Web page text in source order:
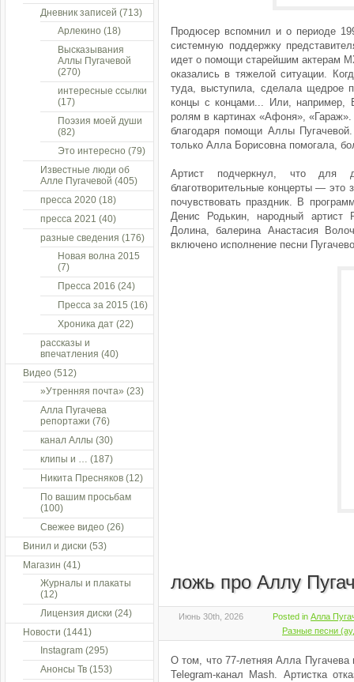
Продюсер вспомнил и о периоде
системную поддержку
идет о помощи старейшим актерам
оказались в тяжелой ситуации.
туда, выступила, сделала щедрое
концы с концами... Или, например,
ролям в картинах «Афоня»,
благодаря помощи Аллы
только Алла Борисовна помогала,
Артист подчеркнул, что для
благотворительные концерты — это
почувствовать праздник. В
Денис Родькин, народный
Долина, балерина Анастасия
включено исполнение песни
ложь про Аллу
Июнь 30th, 2026 Posted in Алла
Разные песни
О том, что 77-летняя Алла
Telegram-канал Mash. Артистка
Дневник записей (713)
Арлекино (18)
Высказывания
Аллы Пугачевой
(270)
интересные ссылки
(17)
Поэзия моей души
(82)
Это интересно (79)
Известные люди об
Алле Пугачевой (405)
пресса 2020 (18)
пресса 2021 (40)
разные сведения (176)
Новая волна 2015
(7)
Пресса 2016 (24)
Пресса за 2015 (16)
Хроника дат (22)
рассказы и
впечатления (40)
Видео (512)
»Утренняя почта» (23)
Алла Пугачева
репортажи (76)
канал Аллы (30)
клипы и … (187)
Никита Пресняков (12)
По вашим просьбам
(100)
Свежее видео (26)
Винил и диски (53)
Магазин (41)
Журналы и плакаты
(12)
Лицензия диски (24)
Новости (1441)
Instagram (295)
Анонсы Тв (153)